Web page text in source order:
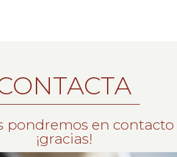
pondremos en
¡gracias!